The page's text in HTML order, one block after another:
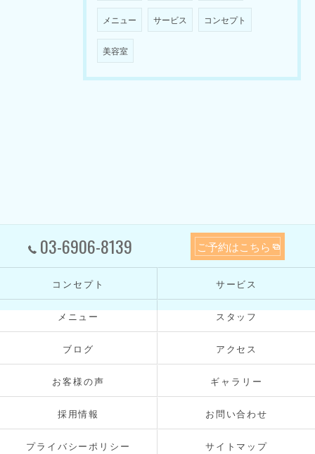
メニュー サービス コンセプト
美容室
03-6906-8139 ご予約はこちら
コンセプト サービス
メニュー スタッフ
ブログ アクセス
お客様の声 ギャラリー
採用情報 お問い合わせ
プライバシーポリシー サイトマップ